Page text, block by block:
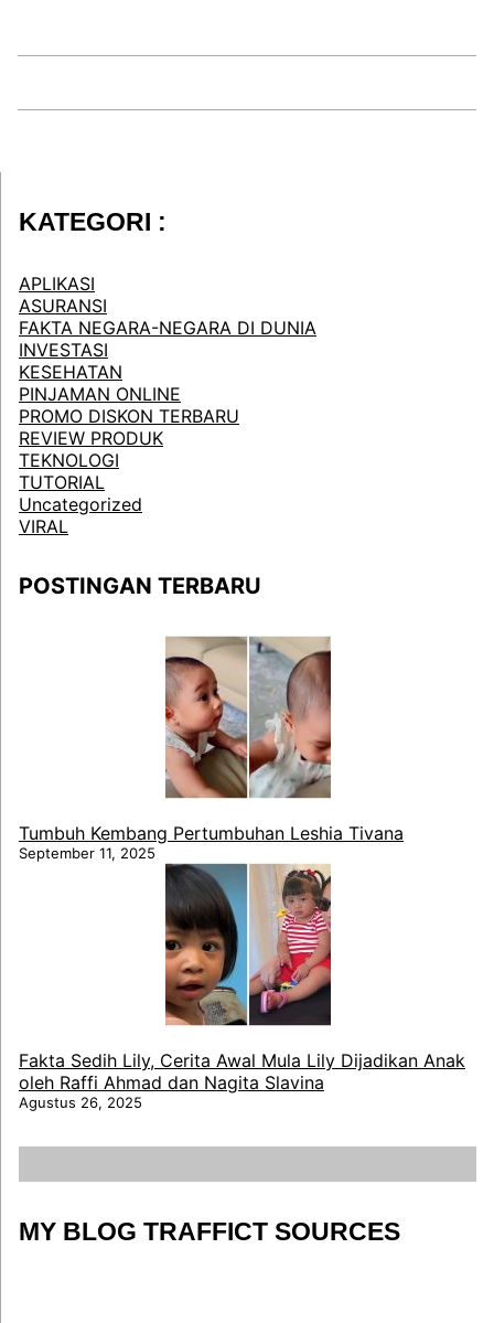
KATEGORI :
APLIKASI
ASURANSI
FAKTA NEGARA-NEGARA DI DUNIA
INVESTASI
KESEHATAN
PINJAMAN ONLINE
PROMO DISKON TERBARU
REVIEW PRODUK
TEKNOLOGI
TUTORIAL
Uncategorized
VIRAL
POSTINGAN TERBARU
Tumbuh Kembang Pertumbuhan Leshia Tivana
September 11, 2025
Fakta Sedih Lily, Cerita Awal Mula Lily Dijadikan Anak
oleh Raffi Ahmad dan Nagita Slavina
Agustus 26, 2025
MY BLOG TRAFFICT SOURCES